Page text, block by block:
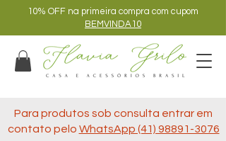
10% OFF na primeira compra com cupom
BEMVINDA10
Para produtos sob consulta entrar em
contato pelo WhatsApp (41) 98891-3076